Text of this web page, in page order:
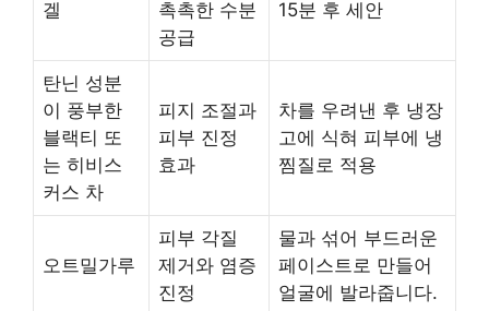
겔
촉촉한 수분
공급
15분 후 세안
탄닌 성분
이 풍부한
블랙티 또
는 히비스
커스 차
피지 조절과
피부 진정
효과
차를 우려낸 후 냉장
고에 식혀 피부에 냉
찜질로 적용
오트밀가루
피부 각질
제거와 염증
진정
물과 섞어 부드러운
페이스트로 만들어
얼굴에 발라줍니다.